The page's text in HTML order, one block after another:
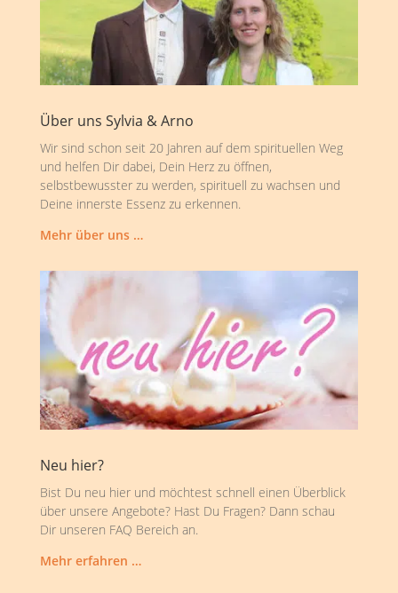
Über uns Sylvia & Arno
Wir sind schon seit 20 Jahren auf dem spirituellen Weg
und helfen Dir dabei, Dein Herz zu öffnen,
selbstbewusster zu werden, spirituell zu wachsen und
Deine innerste Essenz zu erkennen.
Mehr über uns …
Neu hier?
Bist Du neu hier und möchtest schnell einen Überblick
über unsere Angebote? Hast Du Fragen? Dann schau
Dir unseren FAQ Bereich an.
Mehr erfahren …